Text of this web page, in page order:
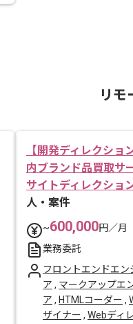
リモ
【開発ディレクショ
内ブランド品買取サ
サイトディレクショ
人・案件
~600,000円／月
業務委託
フロントエンドエン
ア , マークアップエ
ア , HTMLコーダー ,
ザイナー , Webディ